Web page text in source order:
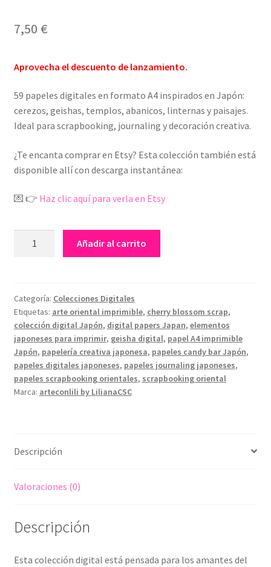
7,50 €
Aprovecha el descuento de lanzamiento.
59 papeles digitales en formato A4 inspirados en Japón:
cerezos, geishas, templos, abanicos, linternas y paisajes.
Ideal para scrapbooking, journaling y decoración creativa.
¿Te encanta comprar en Etsy? Esta colección también está
disponible allí con descarga instantánea:
💌 👉 Haz clic aquí para verla en Etsy
Oriental
–
59
Papeles
para
Imprimir
en
Cerezos,
Añadir al carrito
Categoría: Colecciones Digitales
Etiquetas: arte oriental imprimible, cherry blossom scrap,
colección digital Japón, digital papers Japan, elementos
japoneses para imprimir, geisha digital, papel A4 imprimible
Japón, papelería creativa japonesa, papeles candy bar Japón,
papeles digitales japoneses, papeles journaling japoneses,
papeles scrapbooking orientales, scrapbooking oriental
Marca: arteconlili by LilianaCSC
Descripción
Valoraciones (0)
Descripción
Esta colección digital está pensada para los amantes del